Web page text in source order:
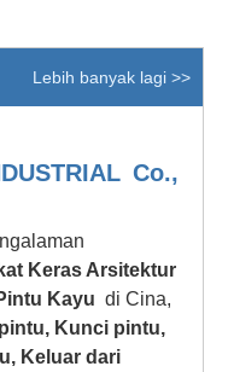
Lebih banyak lagi >>
Co.,
Keras Arsitektur
Kayu di Cina,
, Kunci pintu,
, Keluar dari